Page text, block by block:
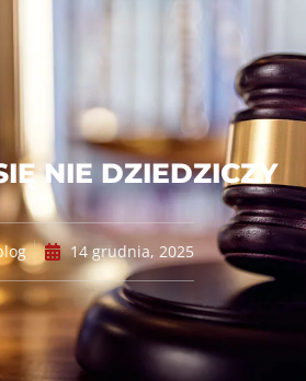
NIE DZIEDZICZY
14 grudnia, 2025